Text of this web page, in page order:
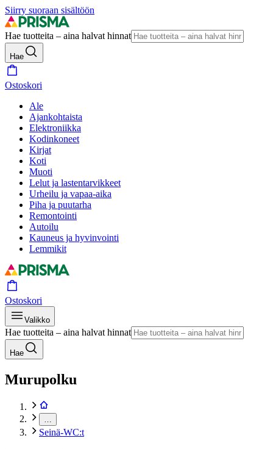
Siirry suoraan sisältöön
Hae tuotteita – aina halvat hinnat
Hae
Ostoskori
Ale
Ajankohtaista
Elektroniikka
Kodinkoneet
Kirjat
Koti
Muoti
Lelut ja lastentarvikkeet
Urheilu ja vapaa-aika
Piha ja puutarha
Remontointi
Autoilu
Kauneus ja hyvinvointi
Lemmikit
Ostoskori
Valikko
Hae tuotteita – aina halvat hinnat
Hae
Murupolku
Seinä-WC:t